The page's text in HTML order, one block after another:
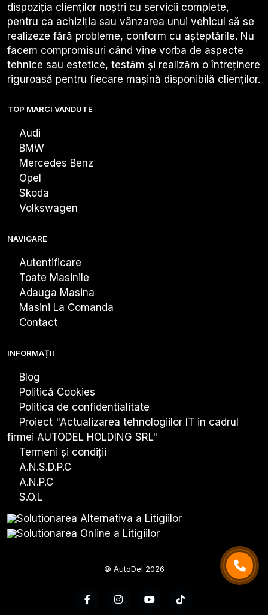
dispoziția clienților noștri cu servicii complete,
pentru ca achiziția sau vânzarea unui vehicul să se
realizeze fără probleme, conform cu așteptările. Nu
facem compromisuri când vine vorba de aspecte
tehnice sau estetice, testăm și realizăm o întreținere
riguroasă pentru fiecare mașină disponibilă clienților.
TOP MARCI VANDUTE
Audi
BMW
Mercedes Benz
Opel
Skoda
Volkswagen
NAVIGARE
Autentificare
Toate Masinile
Adauga Masina
Masini La Comanda
Contact
INFORMAȚII
Blog
Politică Cookies
Politica de confidentialitate
Proiect "Actualizarea tehnologiiIor IT in cadrul
firmei AUTODEL HOLDING SRL"
Termeni și condiții
A.N.S.D.P.C
A.N.P.C
S.O.L
© AutoDel 2026